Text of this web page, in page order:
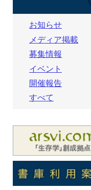
お知らせ
メディア掲載
募集情報
イベント
開催報告
すべて